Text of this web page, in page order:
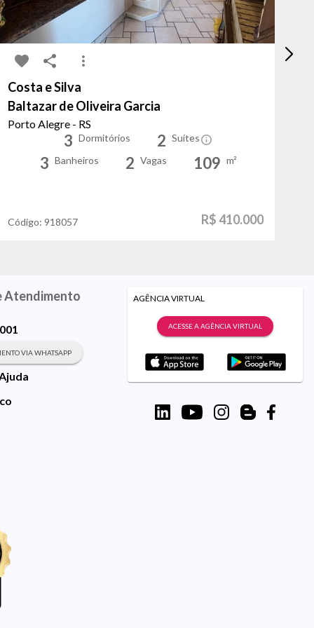
Costa e Silva
Baltazar de Oliveira Garcia
Porto Alegre - RS
3 Dormitórios 2 Suítes
3 Banheiros 2 Vagas 109 m²
Código: 918057 R$ 410.000
Atendimento
VIA WHATSAPP
AGÊNCIA VIRTUAL
ACESSE A AGÊNCIA VIRTUAL